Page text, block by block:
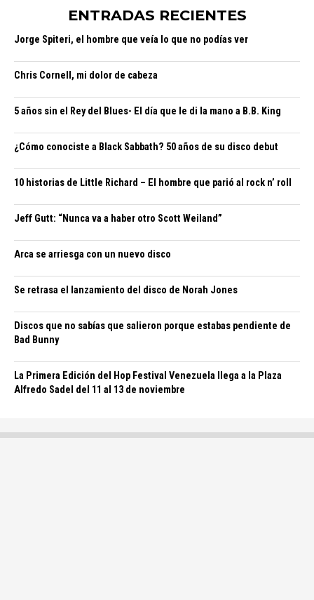
ENTRADAS RECIENTES
Jorge Spiteri, el hombre que veía lo que no podías ver
Chris Cornell, mi dolor de cabeza
5 años sin el Rey del Blues- El día que le di la mano a B.B. King
¿Cómo conociste a Black Sabbath? 50 años de su disco debut
10 historias de Little Richard – El hombre que parió al rock n’ roll
Jeff Gutt: “Nunca va a haber otro Scott Weiland”
Arca se arriesga con un nuevo disco
Se retrasa el lanzamiento del disco de Norah Jones
Discos que no sabías que salieron porque estabas pendiente de
Bad Bunny
La Primera Edición del Hop Festival Venezuela llega a la Plaza
Alfredo Sadel del 11 al 13 de noviembre